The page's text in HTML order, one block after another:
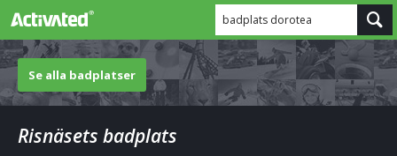
badplats dorotea
Se alla badplatser
Risnäsets badplats